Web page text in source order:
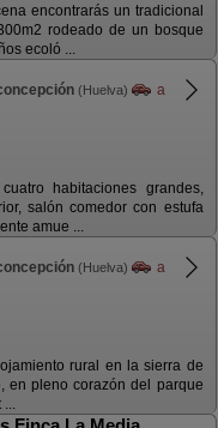
encontrarás un tradicional
rodeado de un bosque
ecoló ...
(Huelva)
a
habitaciones grandes,
salón comedor con estufa
amue ...
(Huelva)
a
rural en la sierra de
en pleno corazón del parque
...